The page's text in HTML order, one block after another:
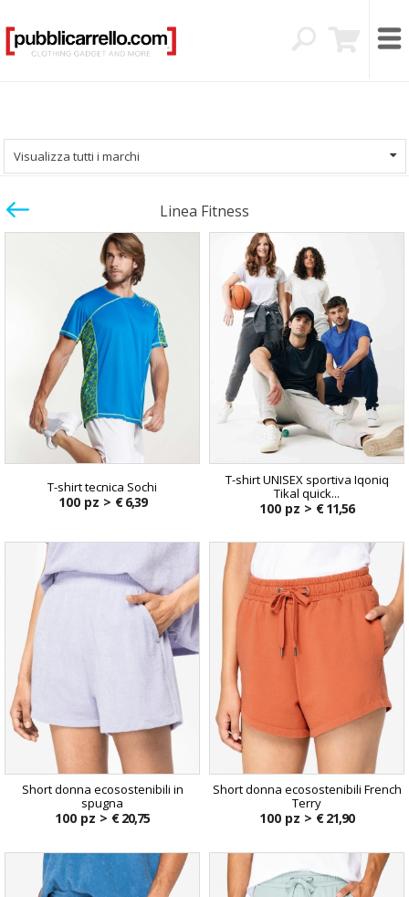
Visualizza tutti i marchi
Linea Fitness
T-shirt tecnica Sochi
100 pz > € 6,39
T-shirt UNISEX sportiva Iqoniq
Tikal quick...
100 pz > € 11,56
Short donna ecosostenibili in
spugna
100 pz > € 20,75
Short donna ecosostenibili French
Terry
100 pz > € 21,90